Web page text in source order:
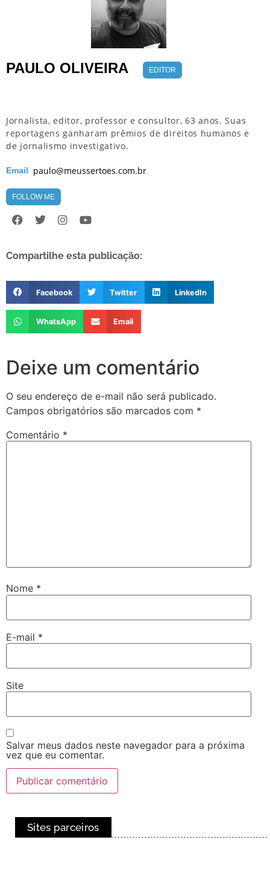
PAULO OLIVEIRA EDITOR
Jornalista, editor, professor e consultor, 63 anos. Suas
reportagens ganharam prêmios de direitos humanos e
de jornalismo investigativo.
Email paulo@meussertoes.com.br
FOLLOW ME
Compartilhe esta publicação:
Facebook Twitter LinkedIn
WhatsApp Email
Deixe um comentário
O seu endereço de e-mail não será publicado.
Campos obrigatórios são marcados com *
Comentário *
Nome *
E-mail *
Site
Salvar meus dados neste navegador para a próxima
vez que eu comentar.
Sites parceiros